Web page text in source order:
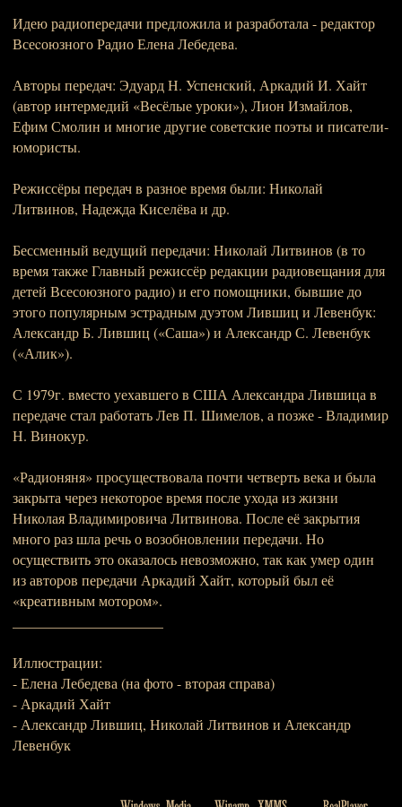
Идею радиопередачи предложила и разработала - редактор
Всеcоюзного Радио Елена Лебедева.
Авторы передач: Эдуард Н. Успенский, Аркадий И. Хайт
(автор интермедий «Весёлые уроки»), Лион Измайлов,
Ефим Смолин и многие другие советские поэты и писатели-
юмористы.
Режиссёры передач в разное время были: Николай
Литвинов, Надежда Киселёва и др.
Бессменный ведущий передачи: Николай Литвинов (в то
время также Главный режиссёр редакции радиовещания для
детей Всесоюзного радио) и его помощники, бывшие до
этого популярным эстрадным дуэтом Лившиц и Левенбук:
Александр Б. Лившиц («Саша») и Александр С. Левенбук
(«Алик»).
С 1979г. вместо уехавшего в США Александра Лившица в
передаче стал работать Лев П. Шимелов, а позже - Владимир
Н. Винокур.
«Радионяня» просуществовала почти четверть века и была
закрыта через некоторое время после ухода из жизни
Николая Владимировича Литвинова. После её закрытия
много раз шла речь о возобновлении передачи. Но
осуществить это оказалось невозможно, так как умер один
из авторов передачи Аркадий Хайт, который был её
«креативным мотором».
Иллюстрации:
- Елена Лебедева (на фото - вторая справа)
- Аркадий Хайт
- Александр Лившиц, Николай Литвинов и Александр
Левенбук